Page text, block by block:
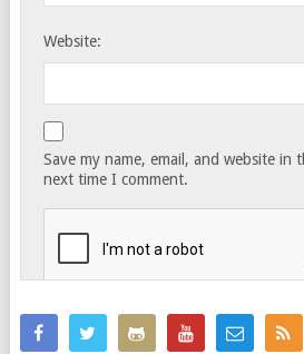
Website:
Save my name, email, and website in
next time I comment.